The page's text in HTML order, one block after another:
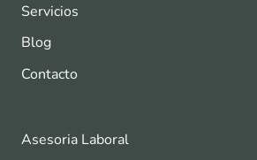
Servicios
Blog
Contacto
Asesoria Laboral